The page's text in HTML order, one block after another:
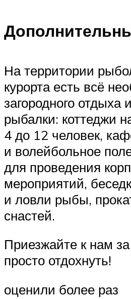
На территории
курорта есть всё
загородного отдыха
рыбалки: коттеджи
4 до 12 человек,
и волейбольное
для проведения
мероприятий,
и ловли рыбы,
снастей.
Приезжайте к нам
просто отдохнуть!
оценили более раз